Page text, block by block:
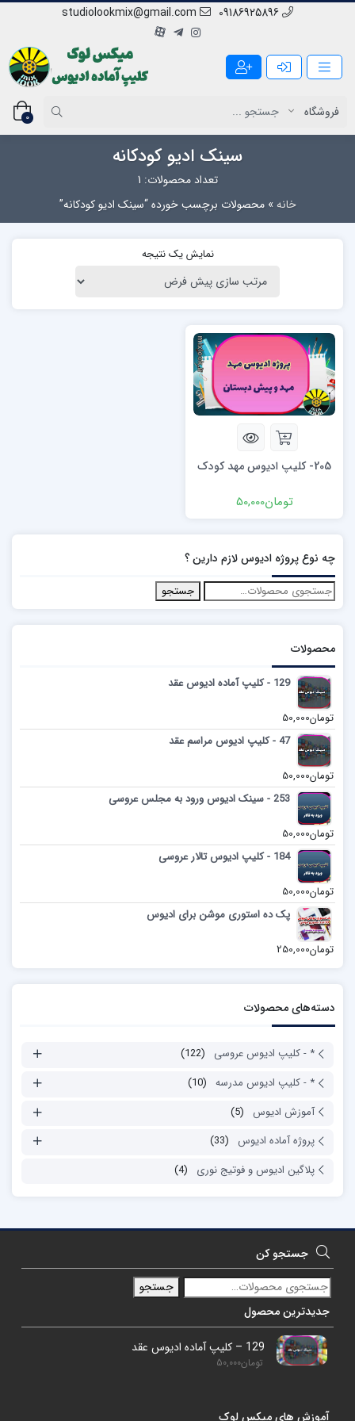
09186925896
studiolookmix@gmail.com
0
سینک ادیو کودکانه
تعداد محصولات: 1
خانه»محصولات برچسب خورده “سینک ادیو کودکانه”
نمایش یک نتیجه
205- کلیپ ادیوس مهد کودک
تومان50,000
چه نوع پروژه ادیوس لازم دارین ؟
جستجو
محصولات
129 - کلیپ آماده ادیوس عقد
تومان50,000
47 - کلیپ ادیوس مراسم عقد
تومان50,000
253 - سینک ادیوس ورود به مجلس عروسی
تومان50,000
184 - کلیپ ادیوس تالار عروسی
تومان50,000
پک ده استوری موشن برای ادیوس
تومان250,000
دسته‌های محصولات
* - کلیپ ادیوس عروسی
(122)
* - کلیپ ادیوس مدرسه (10)
آموزش ادیوس
(5)
پروژه آماده ادیوس
(33)
پلاگین ادیوس و فوتیج نوری
(4)
جستجو کن
جستجو
جدیدترین محصول
129 – کلیپ آماده ادیوس عقد
تومان50,000
آموزش های میکس لوک